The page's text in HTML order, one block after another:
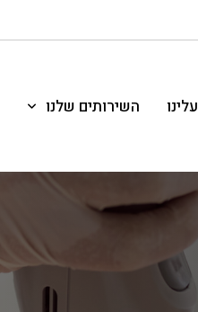
עלינו השירותים שלנו